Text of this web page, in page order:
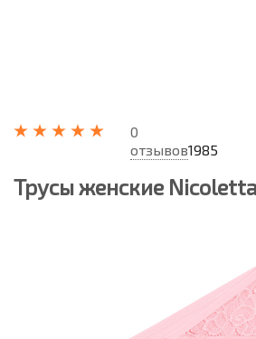
0
отзывов1985
Трусы женские Nicoletta